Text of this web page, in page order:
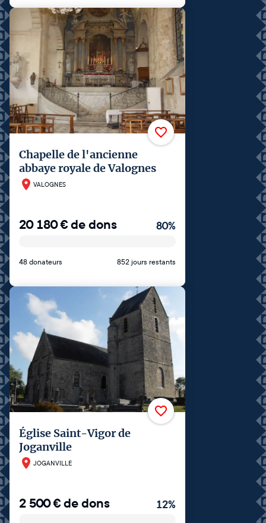
Chapelle de l'ancienne
abbaye royale de Valognes
VALOGNES
20 180€de dons 80%
48 donateurs 852 jours restants
Église Saint-Vigor de
Joganville
JOGANVILLE
2 500€de dons 12%